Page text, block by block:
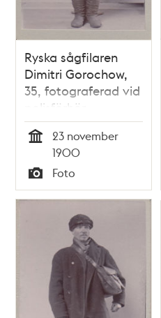
Ryska sågfilaren
Dimitri Gorochow,
35, fotograferad vid
polisförhör
23 november
1900
Typ
Foto